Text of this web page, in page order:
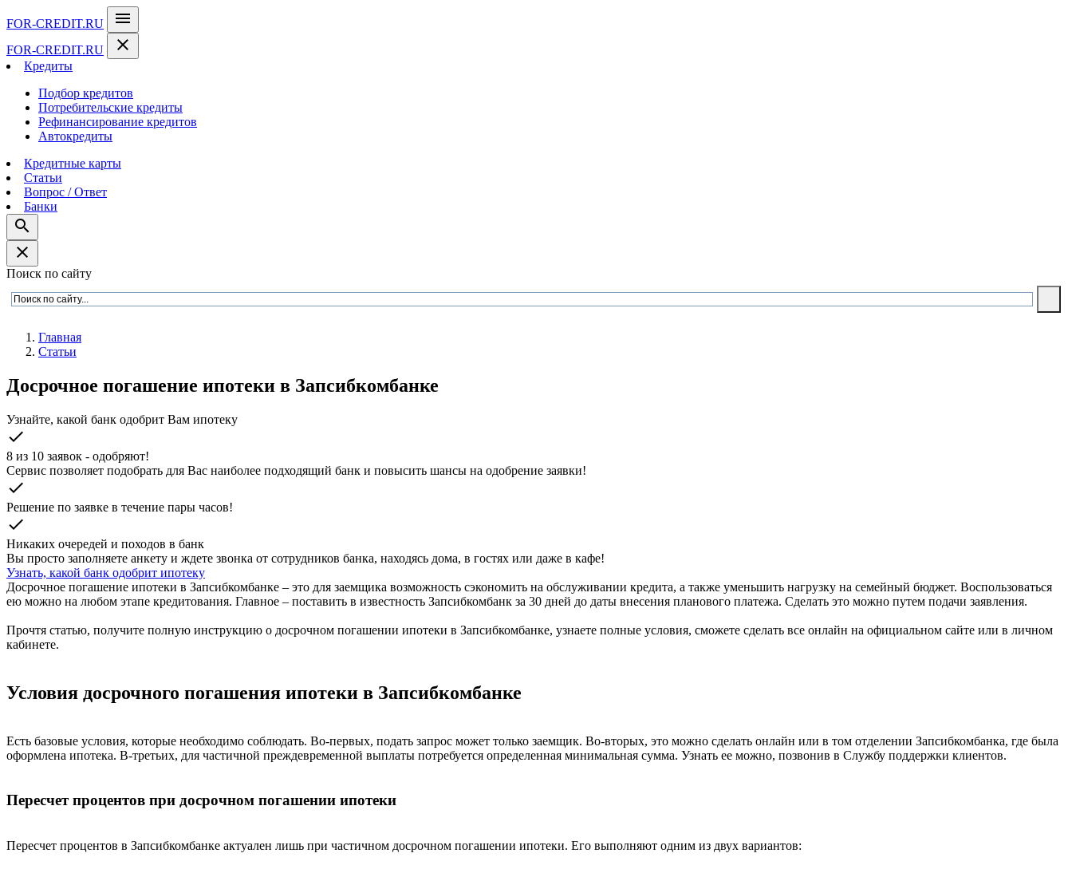
FOR-CREDIT.RU menu
FOR-CREDIT.RU close
Кредиты
Подбор кредитов
Потребительские кредиты
Рефинансирование кредитов
Автокредиты
Кредитные карты
Статьи
Вопрос / Ответ
Банки
search
close
Поиск по сайту
Главная
Статьи
Досрочное погашение ипотеки в Запсибкомбанке
Узнайте, какой банк одобрит Вам ипотеку
check
8 из 10 заявок - одобряют!
Cервис позволяет подобрать для Вас наиболее подходящий банк и повысить шансы на одобрение заявки!
check
Решение по заявке в течение пары часов!
check
Никаких очередей и походов в банк
Вы просто заполняете анкету и ждете звонка от сотрудников банка, находясь дома, в гостях или даже в кафе!
Узнать, какой банк одобрит ипотеку
Досрочное погашение ипотеки в Запсибкомбанке – это для заемщика возможность сэкономить на обслуживании кредита, а также уменьшить нагрузку на семейный бюджет. Воспользоваться
ею можно на любом этапе кредитования. Главное – поставить в известность Запсибкомбанк за 30 дней до даты внесения планового платежа. Сделать это можно путем подачи заявления.
Прочтя статью, получите полную инструкцию о досрочном погашении ипотеки в Запсибкомбанке, узнаете полные условия, сможете сделать все онлайн на официальном сайте или в личном
кабинете.
Условия досрочного погашения ипотеки в Запсибкомбанке
Есть базовые условия, которые необходимо соблюдать. Во-первых, подать запрос может только заемщик. Во-вторых, это можно сделать онлайн или в том отделении Запсибкомбанка, где была
оформлена ипотека. В-третьих, для частичной преждевременной выплаты потребуется определенная минимальная сумма. Узнать ее можно, позвонив в Службу поддержки клиентов.
Пересчет процентов при досрочном погашении ипотеки
Пересчет процентов в Запсибкомбанке актуален лишь при частичном досрочном погашении ипотеки. Его выполняют одним из двух вариантов: